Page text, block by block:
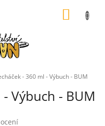
- 360 ml - Výbuch - BUM
Výbuch - BUM